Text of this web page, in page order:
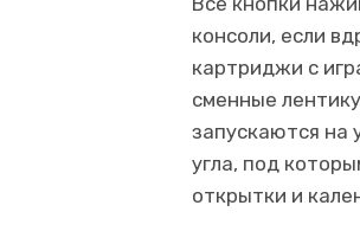
консоли, если
картриджи с
сменные
запускаются на
угла, под
открытки и